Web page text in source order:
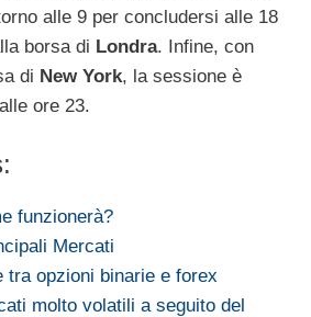
alle 9 per concludersi alle 18
borsa di Londra. Infine, con
di New York, la sessione è
ore 23.
funzionerà?
Mercati
tra opzioni binarie e forex
molto volatili a seguito del